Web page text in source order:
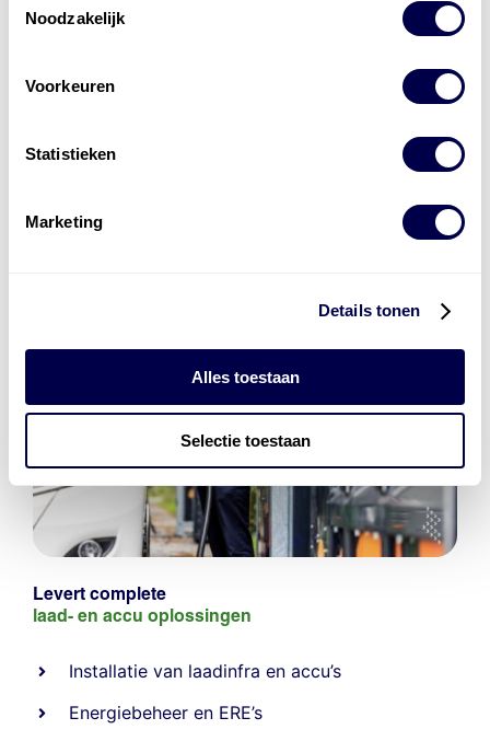
Noodzakelijk
Voorkeuren
Statistieken
Marketing
Details tonen
Alles toestaan
Selectie toestaan
Levert complete
laad- en accu oplossingen
Installatie van laadinfra en accu’s
Energiebeheer en ERE’s